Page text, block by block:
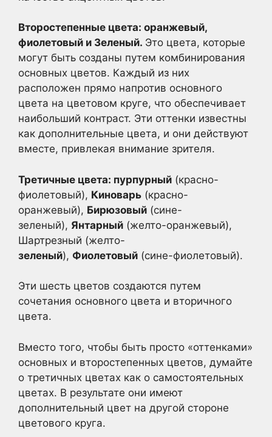
Второстепенные цвета: оранжевый,
фиолетовый и Зеленый. Это цвета, которые
могут быть созданы путем комбинирования
основных цветов. Каждый из них
расположен прямо напротив основного
цвета на цветовом круге, что обеспечивает
наибольший контраст. Эти оттенки известны
как дополнительные цвета, и они действуют
вместе, привлекая внимание зрителя.
Третичные цвета: пурпурный (красно-
фиолетовый), Киноварь (красно-
оранжевый), Бирюзовый (сине-
зеленый), Янтарный (желто-оранжевый),
Шартрезный (желто-
зеленый), Фиолетовый (сине-фиолетовый).
Эти шесть цветов создаются путем
сочетания основного цвета и вторичного
цвета.
Вместо того, чтобы быть просто «оттенками»
основных и второстепенных цветов, думайте
о третичных цветах как о самостоятельных
цветах. В результате они имеют
дополнительный цвет на другой стороне
цветового круга.